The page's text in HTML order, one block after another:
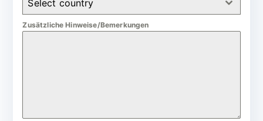
Select country
Zusätzliche Hinweise/Bemerkungen